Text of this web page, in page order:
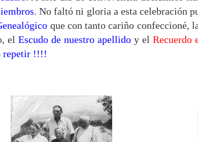
. No faltó ni gloria a esta celebración
que con tanto cariño confeccioné,
el Escudo de nuestro apellido y el Recuerdo
repetir !!!!